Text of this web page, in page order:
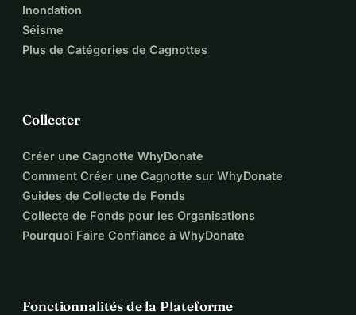
Inondation
Séisme
Plus de Catégories de Cagnottes
Collecter
Créer une Cagnotte WhyDonate
Comment Créer une Cagnotte sur WhyDonate
Guides de Collecte de Fonds
Collecte de Fonds pour les Organisations
Pourquoi Faire Confiance à WhyDonate
Fonctionnalités de la Plateforme